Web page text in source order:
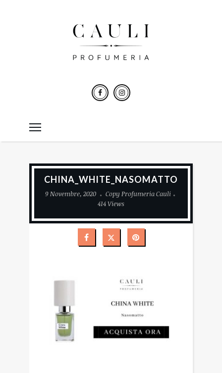
CHINA_WHITE_NASOMATTO
9 Novembre, 2020
Copy Profumeria Cauli
414 Views